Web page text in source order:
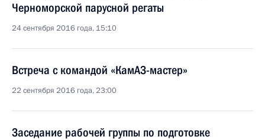
Черноморской парусной регаты
24 сентября 2016 года, 15:10
Встреча с командой «КамАЗ-мастер»
22 сентября 2016 года, 23:00
Заседание рабочей группы по подготовке